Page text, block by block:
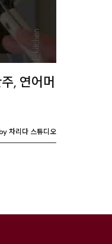
, 연어머
차리다 스튜디오